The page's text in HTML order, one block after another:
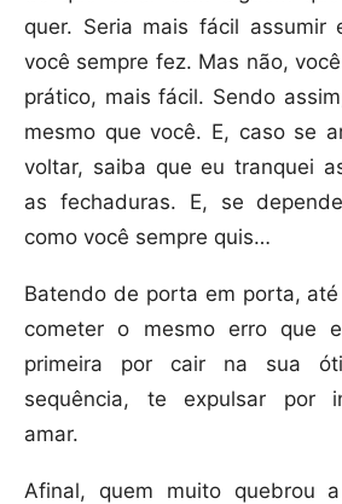
quer. Seria mais fácil assumir
você sempre fez. Mas não,
prático, mais fácil. Sendo
mesmo que você. E, caso se
voltar, saiba que eu tranquei
as fechaduras. E, se
como você sempre quis…
Batendo de porta em porta,
cometer o mesmo erro que
primeira por cair na sua
sequência, te expulsar por
amar.
Afinal, quem muito quebrou